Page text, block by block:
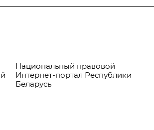
Национальный правовой
Интернет-портал Республики
Беларусь